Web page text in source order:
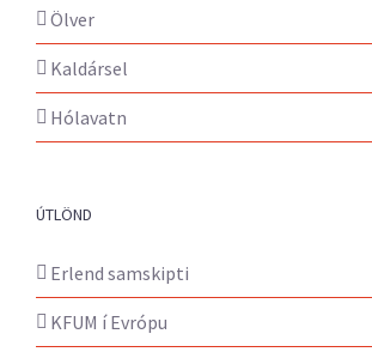
Ölver
Kaldársel
Hólavatn
ÚTLÖND
Erlend samskipti
KFUM í Evrópu